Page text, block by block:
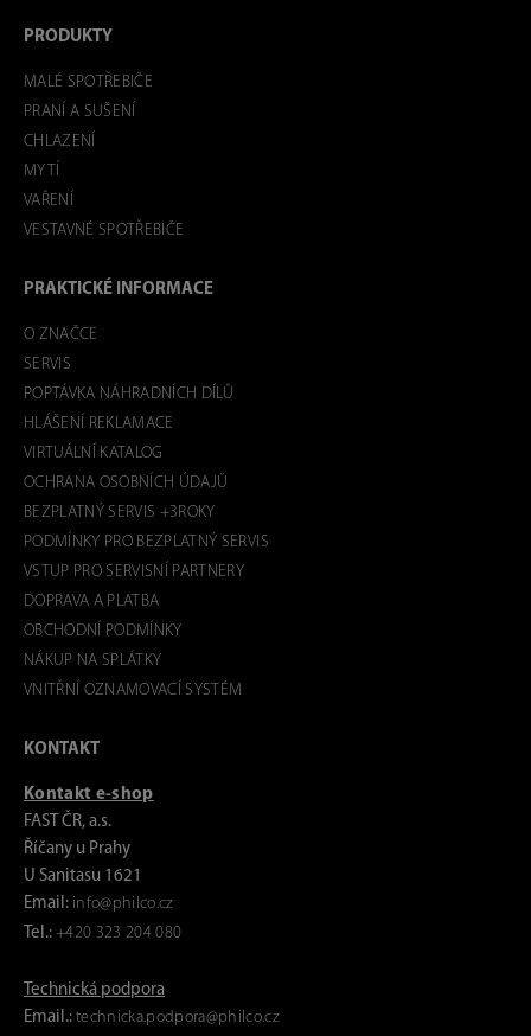
PRODUKTY
MALÉ SPOTŘEBIČE
PRANÍ A SUŠENÍ
CHLAZENÍ
MYTÍ
VAŘENÍ
VESTAVNÉ SPOTŘEBIČE
PRAKTICKÉ INFORMACE
O ZNAČCE
SERVIS
POPTÁVKA NÁHRADNÍCH DÍLŮ
HLÁŠENÍ REKLAMACE
VIRTUÁLNÍ KATALOG
OCHRANA OSOBNÍCH ÚDAJŮ
BEZPLATNÝ SERVIS +3ROKY
PODMÍNKY PRO BEZPLATNÝ SERVIS
VSTUP PRO SERVISNÍ PARTNERY
DOPRAVA A PLATBA
OBCHODNÍ PODMÍNKY
NÁKUP NA SPLÁTKY
VNITŘNÍ OZNAMOVACÍ SYSTÉM
KONTAKT
Kontakt e-shop
FAST ČR, a.s.
Říčany u Prahy
U Sanitasu 1621
Email: info@philco.cz
Tel.: +420 323 204 080
Technická podpora
Email.: technicka.podpora@philco.cz